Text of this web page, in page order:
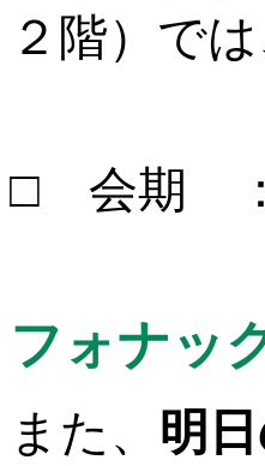
２階）で
□ 会期 ：
フォナッ
また、 明